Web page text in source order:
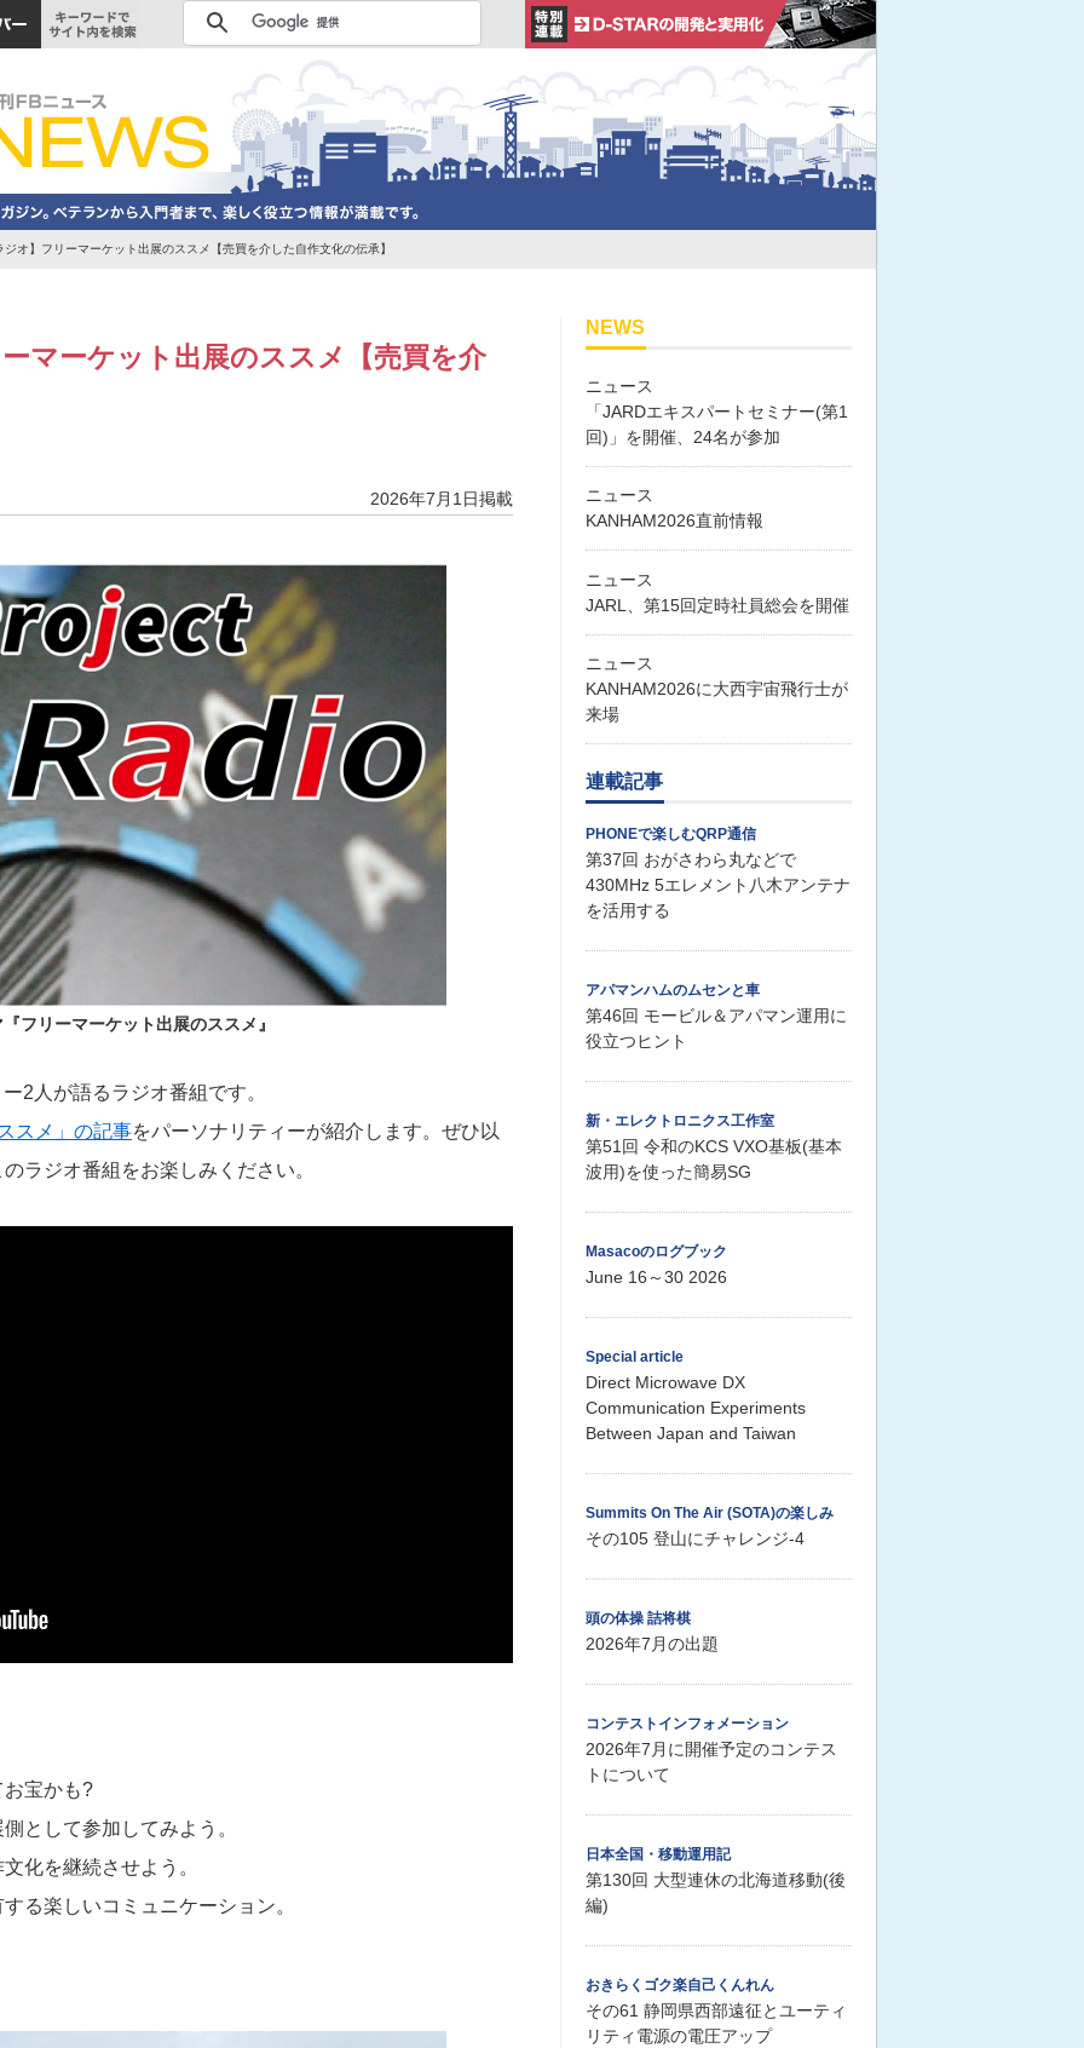
オ】フリーマーケット出展のススメ【売買を介した自作文化の伝承】
マーケット出展のススメ【売買を介
2026年7月1日掲載
フリーマーケット出展のススメ』
2人が語るラジオ番組です。
スメ」の記事をパーソナリティーが紹介します。ぜひ以
ラジオ番組をお楽しみください。
宝かも?
として参加してみよう。
化を継続させよう。
る楽しいコミュニケーション。
NEWS
ニュース
「JARDエキスパートセミナー(第1
回)」を開催、24名が参加
ニュース
KANHAM2026直前情報
ニュース
JARL、第15回定時社員総会を開催
ニュース
KANHAM2026に大西宇宙飛行士が
来場
連載記事
PHONEで楽しむQRP通信
第37回 おがさわら丸などで
430MHz 5エレメント八木アンテナ
を活用する
アパマンハムのムセンと車
第46回 モービル＆アパマン運用に
役立つヒント
新・エレクトロニクス工作室
第51回 令和のKCS VXO基板(基本
波用)を使った簡易SG
Masacoのログブック
June 16～30 2026
Special article
Direct Microwave DX
Communication Experiments
Between Japan and Taiwan
Summits On The Air (SOTA)の楽しみ
その105 登山にチャレンジ-4
頭の体操 詰将棋
2026年7月の出題
コンテストインフォメーション
2026年7月に開催予定のコンテス
トについて
日本全国・移動運用記
第130回 大型連休の北海道移動(後
編)
おきらくゴク楽自己くんれん
その61 静岡県西部遠征とユーティ
リティ電源の電圧アップ